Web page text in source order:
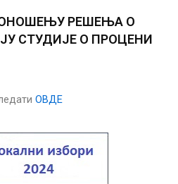
РЕШЕЊА О
СТУДИЈЕ О ПРОЦЕНИ
ОВДЕ